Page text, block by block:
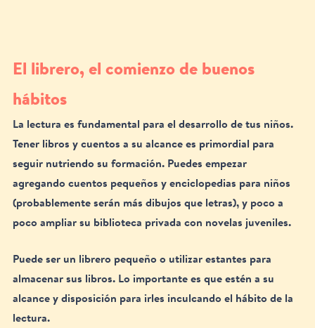
El librero, el comienzo de buenos
hábitos
La lectura es fundamental para el desarrollo de tus niños.
Tener libros y cuentos a su alcance es primordial para
seguir nutriendo su formación. Puedes empezar
agregando cuentos pequeños y enciclopedias para niños
(probablemente serán más dibujos que letras), y poco a
poco ampliar su biblioteca privada con novelas juveniles.
Puede ser un librero pequeño o utilizar estantes para
almacenar sus libros. Lo importante es que estén a su
alcance y disposición para irles inculcando el hábito de la
lectura.